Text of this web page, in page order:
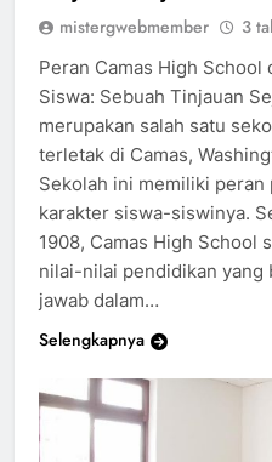
Tinjauan Sejarah
Peran Camas High School
Siswa: Sebuah Tinjauan
merupakan salah satu
terletak di Camas,
Sekolah ini memiliki peran
karakter siswa-siswinya.
1908, Camas High School
nilai-nilai pendidikan yang